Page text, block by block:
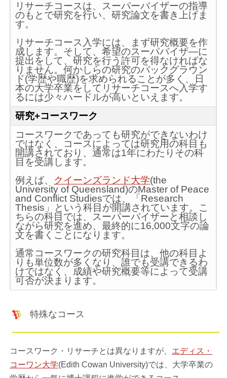
リサーチコースは、スーパーバイザーの指導
のもとで研究を行い、研究論文を書き上げま
す。
リサーチコース入学には、まず研究概要を作
成します。そして、希望のスーパバイザ―に
提出をして、研究を行う許可を得なければな
りません。何かしらの研究のバックグラウン
ド(学歴や職歴)を求められることが多く、日
本の大学卒業をしてリサーチコースへ入学す
るには少々ハードルが高いといえます。
研究+コースワーク
コースワークであっても研究ができないわけ
ではなく、コースによっては研究用の科目も
開講されており、通常は1年にわたりその科
目を受講します。
例えば、 クイーンズランド大学(the
University of Queensland)のMaster of Peace
and Conflict Studiesでは、「Research
Thesis」という科目が開講されています。こ
ちらの科目では、スーパーバイザーと相談し
ながら研究を進め、最終的に16,000文字の論
文を書くことになります。
通常コースワークの研究科目は、他の科目よ
りも単位数が多くなり、誰でも受講できるわ
けではなく、成績や研究概要等によって受講
可否が決まります。
特殊なコース
コースワーク・リサーチとは異なりますが、 エディス・
コーワン大学(Edith Cowan University)では、大学卒業の